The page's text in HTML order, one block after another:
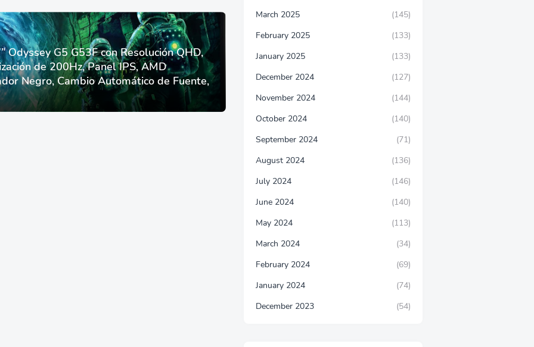
Odyssey G5 G53F con Resolución QHD,
de 200Hz, Panel IPS, AMD
Negro, Cambio Automático de Fuente,
March 2025
(145)
February 2025
(133)
January 2025
(133)
December 2024
(127)
November 2024
(144)
October 2024
(140)
September 2024
(71)
August 2024
(136)
July 2024
(146)
June 2024
(140)
May 2024
(113)
March 2024
(34)
February 2024
(69)
January 2024
(74)
December 2023
(54)